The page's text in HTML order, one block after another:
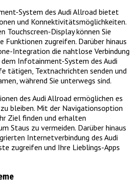
System des Audi Allroad bietet
und Konnektivitätsmöglichkeiten.
Touchscreen-Display können Sie
Funktionen zugreifen. Darüber hinaus
Integration die nahtlose Verbindung
Infotainment-System des Audi
tätigen, Textnachrichten senden und
während Sie unterwegs sind.
des Audi Allroad ermöglichen es
bleiben. Mit der Navigationsoption
Ziel finden und erhalten
Staus zu vermeiden. Darüber hinaus
Internetverbindung des Audi
zugreifen und Ihre Lieblings-Apps